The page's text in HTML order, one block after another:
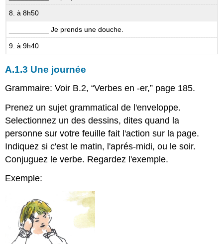
8. à 8h50
__________ Je prends une douche.
9. à 9h40
A.1.3 Une journée
Grammaire: Voir B.2, “Verbes en -er,” page 185.
Prenez un sujet grammatical de l'enveloppe.
Selectionnez un des dessins, dites quand la
personne sur votre feuille fait l'action sur la page.
Indiquez si c'est le matin, l'aprés-midi, ou le soir.
Conjuguez le verbe. Regardez l'exemple.
Exemple: